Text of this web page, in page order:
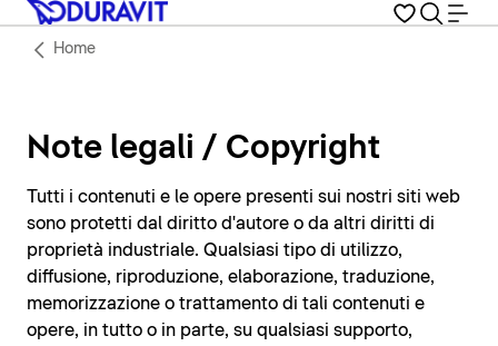
Home
Note legali / Copyright
Tutti i contenuti e le opere presenti sui nostri siti web
sono protetti dal diritto d'autore o da altri diritti di
proprietà industriale. Qualsiasi tipo di utilizzo,
diffusione, riproduzione, elaborazione, traduzione,
memorizzazione o trattamento di tali contenuti e
opere, in tutto o in parte, su qualsiasi supporto,